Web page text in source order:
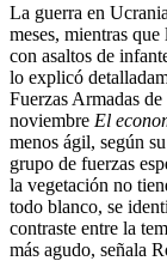
La guerra en
meses, mientras
con asaltos de
lo explicó
Fuerzas Armadas
noviembre El
menos ágil, según
grupo de fuerzas
la vegetación no
todo blanco, se
contraste entre la
más agudo, señala